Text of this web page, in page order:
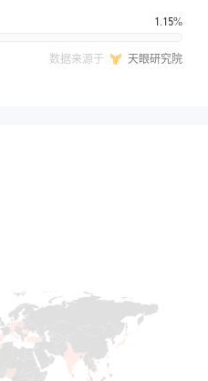
1.15%
数据来源于 天眼研究院